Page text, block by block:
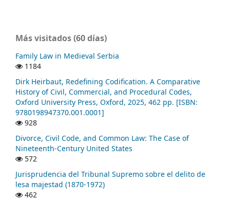
Más visitados (60 días)
Family Law in Medieval Serbia
1184
Dirk Heirbaut, Redefining Codification. A Comparative
History of Civil, Commercial, and Procedural Codes,
Oxford University Press, Oxford, 2025, 462 pp. [ISBN:
9780198947370.001.0001]
928
Divorce, Civil Code, and Common Law: The Case of
Nineteenth-Century United States
572
Jurisprudencia del Tribunal Supremo sobre el delito de
lesa majestad (1870-1972)
462